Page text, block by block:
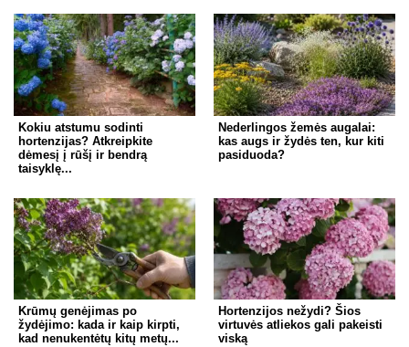
Kokiu atstumu sodinti
hortenzijas? Atkreipkite
dėmesį į rūšį ir bendrą
taisyklę...
Nederlingos žemės augalai:
kas augs ir žydės ten, kur kiti
pasiduoda?
Krūmų genėjimas po
žydėjimo: kada ir kaip kirpti,
kad nenukentėtų kitų metų...
Hortenzijos nežydi? Šios
virtuvės atliekos gali pakeisti
viską